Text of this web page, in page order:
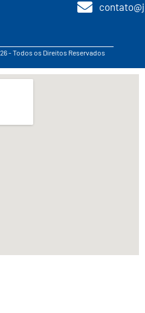
- Todos os Direitos Reservados